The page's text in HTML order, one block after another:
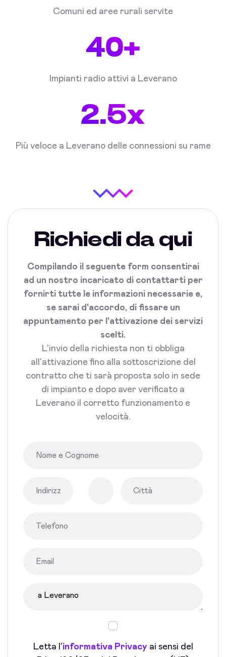
Comuni ed aree rurali servite
40+
Impianti radio attivi a Leverano
2.5x
Più veloce a Leverano delle connessioni su rame
Richiedi da qui
Compilando il seguente form consentirai
ad un nostro incaricato di contattarti per
fornirti tutte le informazioni necessarie e,
se sarai d'accordo, di fissare un
appuntamento per l'attivazione dei servizi
scelti.
L'invio della richiesta non ti obbliga
all'attivazione fino alla sottoscrizione del
contratto che ti sarà proposta solo in sede
di impianto e dopo aver verificato a
Leverano il corretto funzionamento e
velocità.
Letta l'informativa Privacyai sensi del